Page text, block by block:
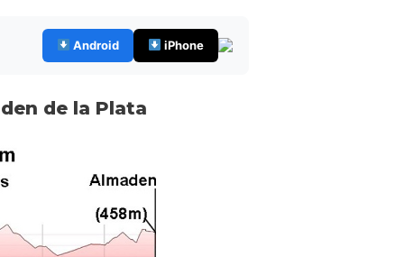
Android iPhone
de la Plata